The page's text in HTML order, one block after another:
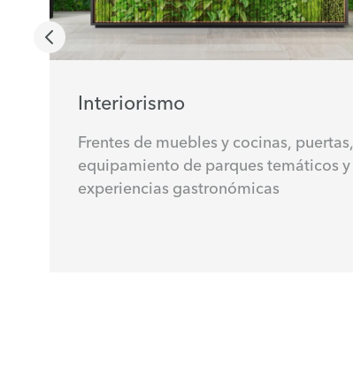
Interiorismo
Frentes de muebles y cocinas, puertas,
equipamiento de parques temáticos y
experiencias gastronómicas